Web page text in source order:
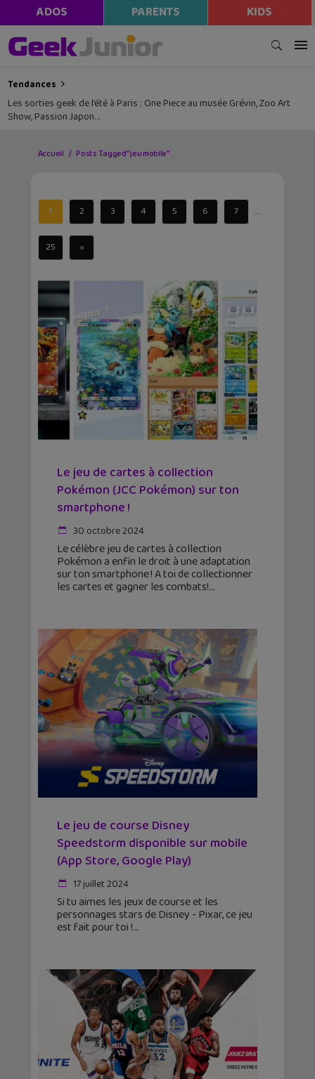
ADOS PARENTS KIDS
Tendances
Les sorties geek de l’été à Paris : One Piece au musée Grévin, Zoo Art
Show, Passion Japon…
Accueil Posts Tagged "jeu mobile"
1 2 3 4 5 6 7 ...
25 »
Le jeu de cartes à collection
Pokémon (JCC Pokémon) sur ton
smartphone !
30 octobre 2024
Le célèbre jeu de cartes à collection
Pokémon a enfin le droit à une adaptation
sur ton smartphone ! A toi de collectionner
les cartes et gagner les combats!
Le jeu de course Disney
Speedstorm disponible sur mobile
(App Store, Google Play)
17 juillet 2024
Si tu aimes les jeux de course et les
personnages stars de Disney - Pixar, ce jeu
est fait pour toi !